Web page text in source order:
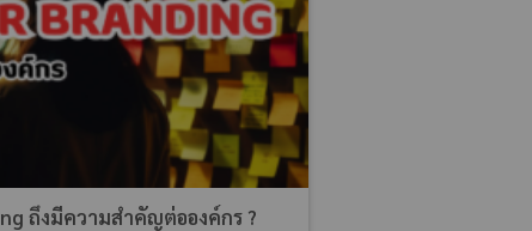
ถึงมีความสำคัญต่อองค์กร ?